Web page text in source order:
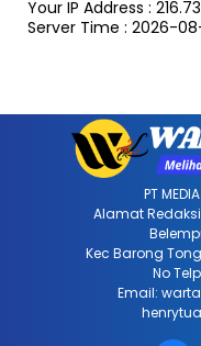
Your IP Address :
Server Time : 2026-
PT
Alamat
Kec Barong
No
Email: